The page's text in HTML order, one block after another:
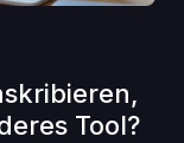
Tool?